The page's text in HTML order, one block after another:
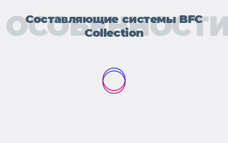
Составляющие системы BFC
Collection